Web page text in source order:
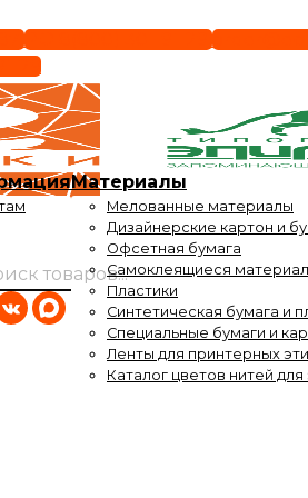
РФ 8(800) 301-91-29
29
Оставить заявку
Материалы
Мелованные материалы
Дизайнерские картон и
Офсетная бумага
Самоклеящиеся
Пластики
Синтетическая бумага и
Специальные бумаги и
Ленты для принтерных
Каталог цветов нитей для